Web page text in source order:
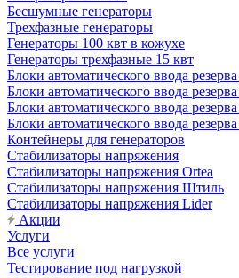
Бесшумные генераторы
Трехфазные генераторы
Генераторы 100 квт в кожухе
Генераторы трехфазные 15 квт
Блоки автоматического ввода
Блоки автоматического ввода
Блоки автоматического ввода
Блоки автоматического ввода
Контейнеры для генераторов
Стабилизаторы напряжения
Стабилизаторы напряжения Ortea
Стабилизаторы напряжения Штиль
Стабилизаторы напряжения Lider
Акции
Услуги
Все услуги
Тестирование под нагрузкой